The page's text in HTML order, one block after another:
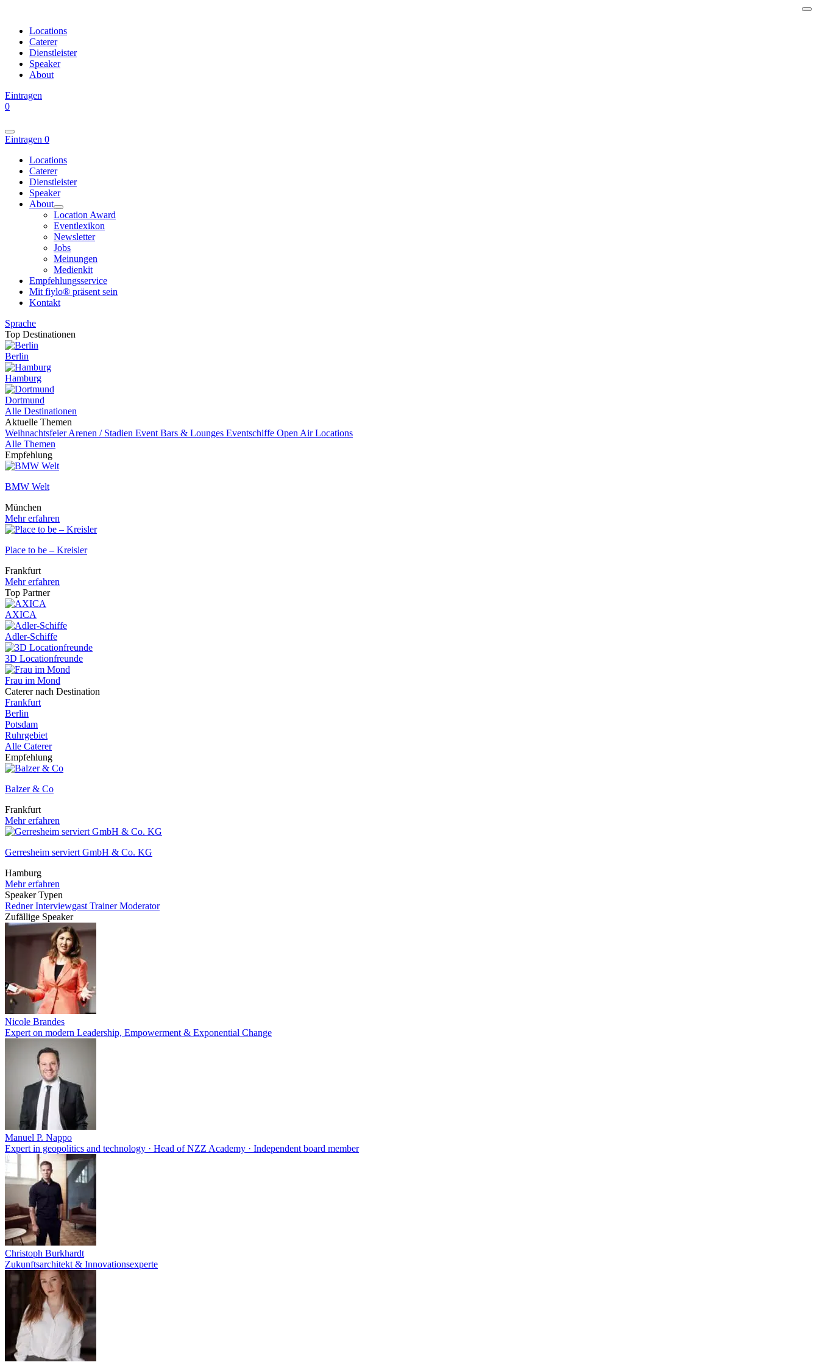
Locations
Caterer
Dienstleister
Speaker
About
Eintragen
0
Eintragen 0
Locations
Caterer
Dienstleister
Speaker
About
Location Award
Eventlexikon
Newsletter
Jobs
Meinungen
Medienkit
Empfehlungsservice
Mit fiylo® präsent sein
Kontakt
Sprache
Top Destinationen
Berlin
Hamburg
Dortmund
Alle Destinationen
Aktuelle Themen
WeihnachtsfeierArenen / Stadien Event Bars & Lounges Eventschiffe Open Air Locations
Alle Themen
Empfehlung
BMW Welt
München
Mehr erfahren
Place to be – Kreisler
Frankfurt
Mehr erfahren
Top Partner
AXICA
Adler-Schiffe
3D Locationfreunde
Frau im Mond
Caterer nach Destination
Frankfurt
Berlin
Potsdam
Ruhrgebiet
Alle Caterer
Empfehlung
Balzer & Co
Frankfurt
Mehr erfahren
Gerresheim serviert GmbH & Co. KG
Hamburg
Mehr erfahren
Speaker Typen
RednerInterviewgast TrainerModerator
Zufällige Speaker
Nicole Brandes
Expert on modern Leadership, Empowerment & Exponential Change
Manuel P. Nappo
Expert in geopolitics and technology · Head of NZZ Academy · Independent board member
Christoph Burkhardt
Zukunftsarchitekt & Innovationsexperte